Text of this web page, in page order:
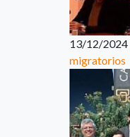
13/12/2024
migratorios